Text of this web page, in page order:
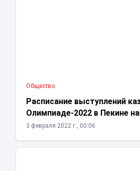
Общество
Расписание выступлений
Олимпиаде-2022 в Пекине
3 февраля 2022 г., 00:06